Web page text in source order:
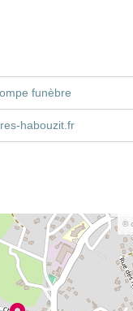
funèbre
habouzit.fr
©